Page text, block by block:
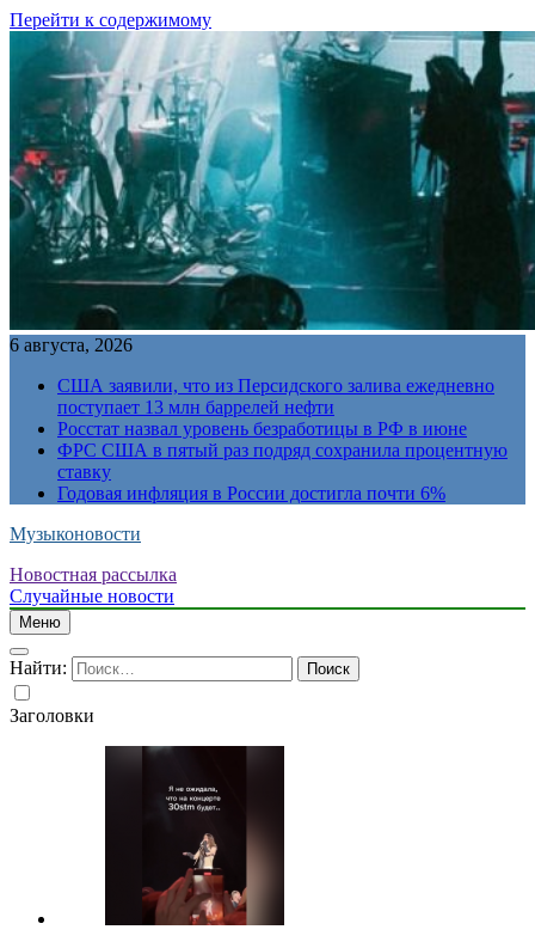
Перейти к содержимому
6 августа, 2026
США заявили, что из Персидского залива ежедневно
поступает 13 млн баррелей нефти
Росстат назвал уровень безработицы в РФ в июне
ФРС США в пятый раз подряд сохранила процентную
ставку
Годовая инфляция в России достигла почти 6%
Музыконовости
Новостная рассылка
Случайные новости
Меню
Найти:
Заголовки